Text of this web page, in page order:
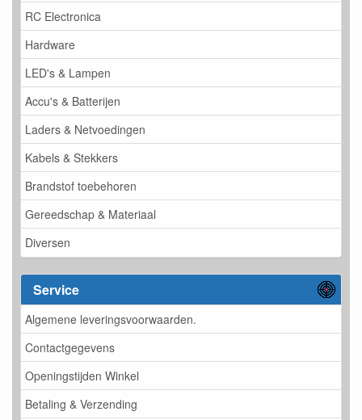
RC Electronica
Hardware
LED's & Lampen
Accu's & Batterijen
Laders & Netvoedingen
Kabels & Stekkers
Brandstof toebehoren
Gereedschap & Materiaal
Diversen
Service
Algemene leveringsvoorwaarden.
Contactgegevens
Openingstijden Winkel
Betaling & Verzending